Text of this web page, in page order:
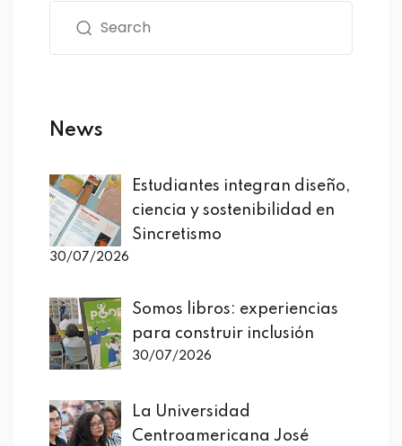
News
Estudiantes integran diseño,
ciencia y sostenibilidad en
Sincretismo
30/07/2026
Somos libros: experiencias
para construir inclusión
30/07/2026
La Universidad
Centroamericana José